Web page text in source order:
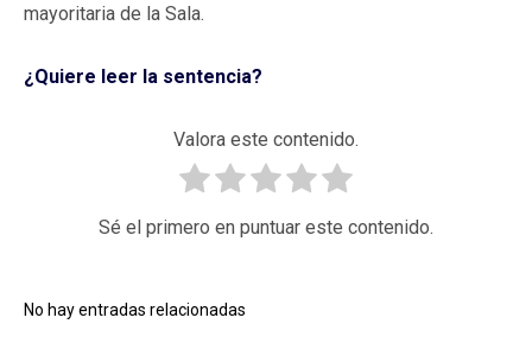
mayoritaria de la Sala.
¿Quiere leer la sentencia?
Valora este contenido.
Sé el primero en puntuar este contenido.
No hay entradas relacionadas